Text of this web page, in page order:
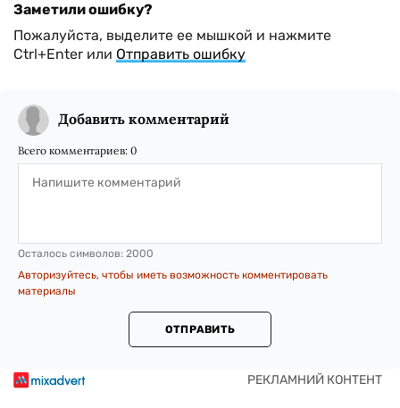
Заметили ошибку?
Пожалуйста, выделите ее мышкой и нажмите
Ctrl+Enter или Отправить ошибку
Добавить комментарий
Всего комментариев: 0
Осталось символов: 2000
Авторизуйтесь, чтобы иметь возможность комментировать
материалы
ОТПРАВИТЬ